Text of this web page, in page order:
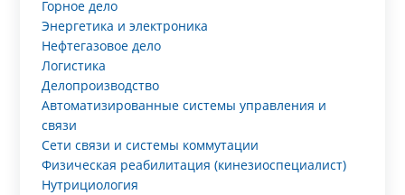
Горное дело
Энергетика и электроника
Нефтегазовое дело
Логистика
Делопроизводство
Автоматизированные системы управления и
связи
Сети связи и системы коммутации
Физическая реабилитация (кинезиоспециалист)
Нутрициология